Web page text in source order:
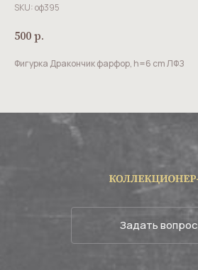
SKU:оф395
500р.
Фигурка Дракончик фарфор, h=6 cm ЛФЗ
Задать вопрос